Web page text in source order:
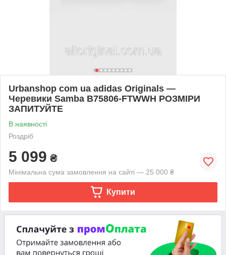
Urbanshop com ua adidas Originals —
Черевики Samba B75806-FTWWH РОЗМІРИ
ЗАПИТУЙТЕ
В наявності
Роздріб
5 099 ₴
Мінімальна сума замовлення на сайті — 25 000 ₴
Купити